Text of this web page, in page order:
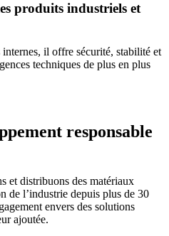
produits industriels et
internes, il offre sécurité, stabilité et
techniques de plus en plus
responsable
et distribuons des matériaux
de l’industrie depuis plus de 30
envers des solutions
ajoutée.